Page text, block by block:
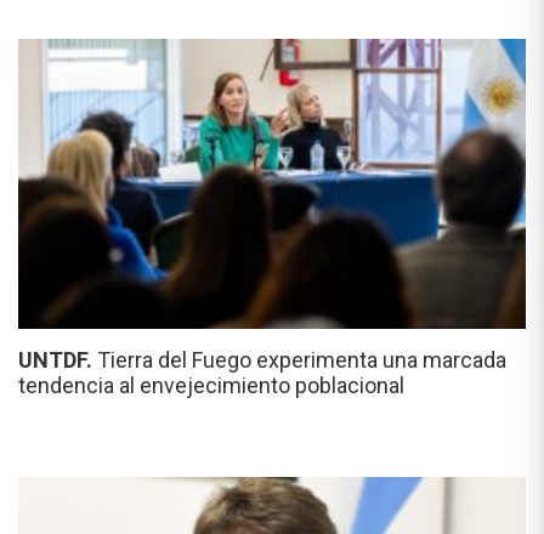
UNTDF. Tierra del Fuego experimenta una marcada
tendencia al envejecimiento poblacional